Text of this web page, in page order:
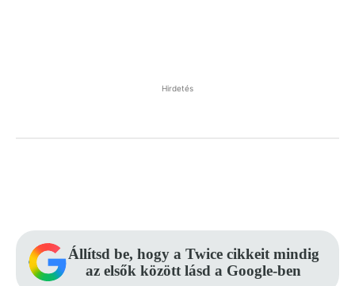
Hirdetés
Állítsd be, hogy a Twice cikkeit mindig
az elsők között lásd a Google-ben